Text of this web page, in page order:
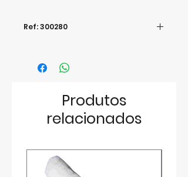
Ref: 300280
Produtos
relacionados